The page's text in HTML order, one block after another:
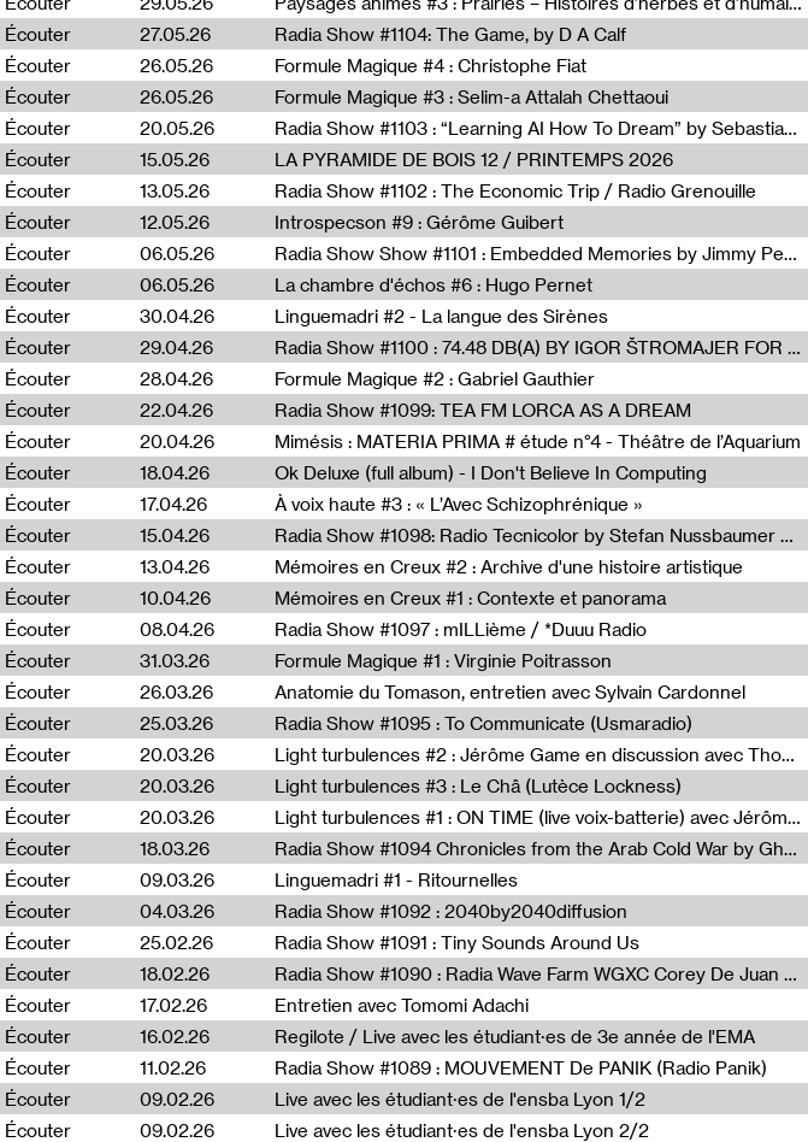
Écouter
27.05.26 Radia Show #1104: The Game, by D A Calf
Écouter
26.05.26 Formule Magique #4 : Christophe Fiat
Écouter
26.05.26 Formule Magique #3 : Selim-a Attalah Chettaoui
Écouter
20.05.26 Radia Show #1103 : “Learning AI How To Dream” by Sebastian Dingens (Radio Campus Bruxelles)
Écouter
15.05.26 LA PYRAMIDE DE BOIS 12 / PRINTEMPS 2026
Écouter
13.05.26 Radia Show #1102 : The Economic Trip / Radio Grenouille
Écouter
12.05.26 Introspecson #9 : Gérôme Guibert
Écouter
06.05.26 Radia Show Show #1101 : Embedded Memories by Jimmy Peggie / radioart106
Écouter
06.05.26 La chambre d'échos #6 : Hugo Pernet
Écouter
30.04.26 Linguemadri #2 - La langue des Sirènes
Écouter
29.04.26 Radia Show #1100 : 74.48 DB(A) BY IGOR ŠTROMAJER FOR RADIO X
Écouter
28.04.26 Formule Magique #2 : Gabriel Gauthier
Écouter
22.04.26 Radia Show #1099: TEA FM LORCA AS A DREAM
Écouter
20.04.26 Mimésis : MATERIA PRIMA # étude n°4 - Théâtre de l’Aquarium
Écouter
18.04.26 Ok Deluxe (full album) - I Don't Believe In Computing
Écouter
17.04.26 À voix haute #3 : « L’Avec Schizophrénique »
Écouter
15.04.26 Radia Show #1098: Radio Tecnicolor by Stefan Nussbaumer & Georg Zichy (Radio Orange 94.0)
Écouter
13.04.26 Mémoires en Creux #2 : Archive d'une histoire artistique
Écouter
10.04.26 Mémoires en Creux #1 : Contexte et panorama
Écouter
08.04.26 Radia Show #1097 : mILLième / *Duuu Radio
Écouter
31.03.26 Formule Magique #1 : Virginie Poitrasson
Écouter
26.03.26 Anatomie du Tomason, entretien avec Sylvain Cardonnel
Écouter
25.03.26 Radia Show #1095 : To Communicate (Usmaradio)
Écouter
20.03.26 Light turbulences #2 : Jérôme Game en discussion avec Thomas Corlin
Écouter
20.03.26 Light turbulences #3 : Le Châ (Lutèce Lockness)
Écouter
20.03.26 Light turbulences #1 : ON TIME (live voix-batterie) avec Jérôme Game & Jean-Michel Espitallier
Écouter
18.03.26 Radia Show #1094 Chronicles from the Arab Cold War by Ghazi Barakat
Écouter
09.03.26 Linguemadri #1 - Ritournelles
Écouter
04.03.26 Radia Show #1092 : 2040by2040diffusion
Écouter
25.02.26 Radia Show #1091 : Tiny Sounds Around Us
Écouter
18.02.26 Radia Show #1090 : Radia Wave Farm WGXC Corey De Juan Sherrard Jr Startalk
Écouter
17.02.26 Entretien avec Tomomi Adachi
Écouter
16.02.26 Regilote / Live avec les étudiant·es de 3e année de l'EMA
Écouter
11.02.26 Radia Show #1089 : MOUVEMENT De PANIK (Radio Panik)
Écouter
09.02.26 Live avec les étudiant·es de l'ensba Lyon 1/2
Écouter
09.02.26 Live avec les étudiant·es de l'ensba Lyon 2/2